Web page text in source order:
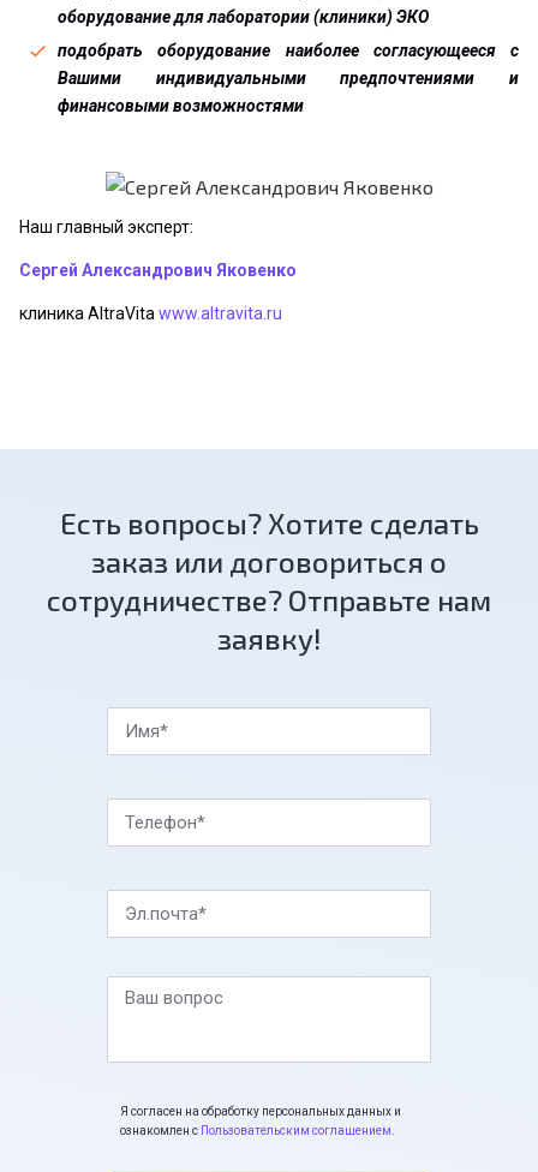
оборудование для лаборатории (клиники) ЭКО
подобрать оборудование наиболее согласующееся с
Вашими индивидуальными предпочтениями и
финансовыми возможностями
Наш главный эксперт:
Сергей Александрович Яковенко
клиника AltraVita www.altravita.ru
Есть вопросы? Хотите сделать
заказ или договориться о
сотрудничестве? Отправьте нам
заявку!
Имя*
Телефон*
Эл.почта*
Ваш вопрос
Я согласен на обработку персональных данных и
ознакомлен с Пользовательским соглашением